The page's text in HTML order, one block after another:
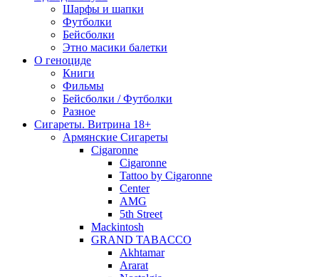
Шарфы и шапки
Футболки
Бейсболки
Этно масики балетки
О геноциде
Книги
Фильмы
Бейсболки / Футболки
Разное
Сигареты. Витрина 18+
Армянские Сигареты
Cigaronne
Cigaronne
Tattoo by Cigaronne
Center
AMG
5th Street
Mackintosh
GRAND TABACCO
Akhtamar
Ararat